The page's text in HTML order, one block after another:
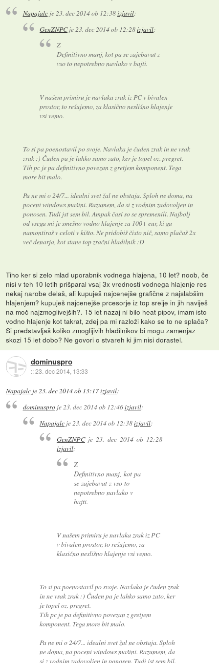
Napajalcje23. dec 2014 ob 12:38izjavil:
GenZNPCje 23. dec 2014 ob 12:28izjavil:
Z
Definitivno manj, kot pa se zajebavat z
vso to nepotrebno navlako v bajti.
V našem primiru je navlaka zrak iz PC v bivalen
prostor, to rešujemo, za klasično neslišno hlajenje
vsi vemo.
To si pa poenostavil po svoje. Navlaka je čuden zrak in ne vsak
zrak :) Čuden pa je lahko samo zato, ker je topel oz. pregret.
Tih pc je pa definitivno povezan z gretjem komponent. Tega
more bit malo.
Pa ne mi o 24/7... idealni svet žal ne obstaja. Sploh ne doma, na
poceni windows mašini. Razumem, da si z vodnim zadovoljen in
ponosen. Tudi jst sem bil. Ampak časi so se spremenili. Najbolj
od vsega mi je smešno vodno hlajenje za 100+ eur, ki ga
namontiraš v celoti v kišto. Ne pridobiš čisto nič, samo plačaš 2x
več denarja, kot stane top zračni hladilnik :D
Tiho ker si zelo mlad uporabnik vodnega hlajena, 10 let? noob, če
nisi v teh 10 letih prišparal vsaj 3x vrednosti vodnega hlajenje res
nekaj narobe delaš, ali kupuješ najcenejše grafične z najslabšim
hlajenjem? kupuješ najcenejše prcesorje iz top sreije in jih naviješ
na moč najzmoglivejših?. 15 let nazaj ni bilo heat pipov, imam isto
vodno hlajenje kot takrat, zdej pa mi razloži kako se to ne splača?
Si predstavljaš koliko zmoglijivih hladilnikov bi mogu zamenjaz
skozi 15 let dobo? Ne govori o stvareh ki jim nisi dorastel.
dominuspro
::23. dec 2014, 13:33
Napajalc je 23. dec 2014 ob 13:17izjavil:
dominusproje23. dec 2014 ob 12:46izjavil:
Napajalc je23. dec 2014 ob 12:38izjavil:
GenZNPCje 23. dec 2014 ob 12:28
izjavil:
Z
Definitivno manj, kot pa
se zajebavat z vso to
nepotrebno navlako v
bajti.
V našem primiru je navlaka zrak iz PC
v bivalen prostor, to rešujemo, za
klasično neslišno hlajenje vsi vemo.
To si pa poenostavil po svoje. Navlaka je čuden zrak
in ne vsak zrak :) Čuden pa je lahko samo zato, ker
je topel oz. pregret.
Tih pc je pa definitivno povezan z gretjem
komponent. Tega more bit malo.
Pa ne mi o 24/7... idealni svet žal ne obstaja. Sploh
ne doma, na poceni windows mašini. Razumem, da
si z vodnim zadovoljen in ponosen. Tudi jst sem bil.